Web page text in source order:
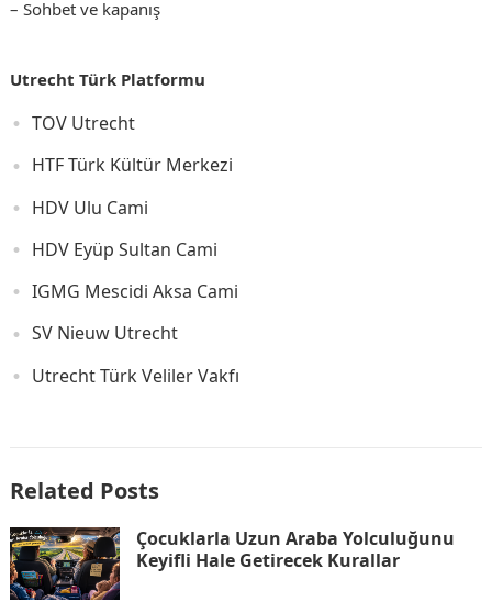
– Sohbet ve kapanış
Utrecht Türk Platformu
TOV Utrecht
HTF Türk Kültür Merkezi
HDV Ulu Cami
HDV Eyüp Sultan Cami
IGMG Mescidi Aksa Cami
SV Nieuw Utrecht
Utrecht Türk Veliler Vakfı
Related Posts
Çocuklarla Uzun Araba Yolculuğunu
Keyifli Hale Getirecek Kurallar